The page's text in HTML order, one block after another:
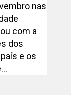
nas
com a
dos
e os